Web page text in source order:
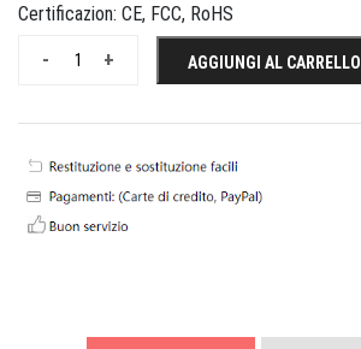
Certificazion: CE, FCC, RoHS
+
- AGGIUNGI AL CARRELLO